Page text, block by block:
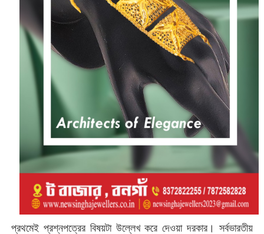
প্রথমেই প্রশ্নপত্রের বিষয়টা উল্লেখ করে দেওয়া দরকার। সর্বভারতীয়